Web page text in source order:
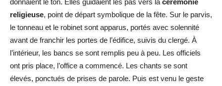
donnaient le ton. Elles guidaient les pas vers la cérémonie
religieuse, point de départ symbolique de la fête. Sur le parvis,
le tonneau et le robinet sont apparus, portés avec solennité
avant de franchir les portes de l’édifice, suivis du clergé. À
l’intérieur, les bancs se sont remplis peu à peu. Les officiels
ont pris place, l’office a commencé. Les chants se sont
élevés, ponctués de prises de parole. Puis est venu le geste